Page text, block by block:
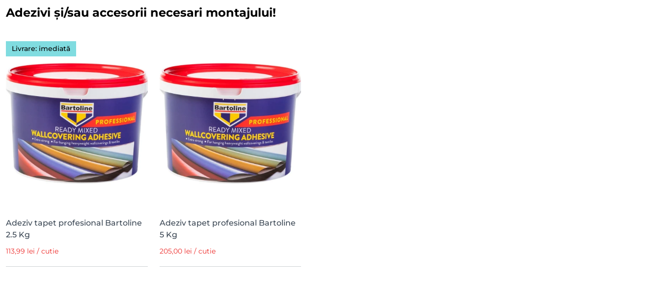
Adezivi și/sau accesorii necesari montajului!
Livrare: imediată
Adeziv tapet profesional Bartoline
2.5 Kg
113,99 lei / cutie
Adeziv tapet profesional Bartoline
5 Kg
205,00 lei / cutie